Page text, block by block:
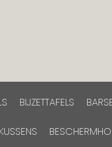
BIJZETTAFELS